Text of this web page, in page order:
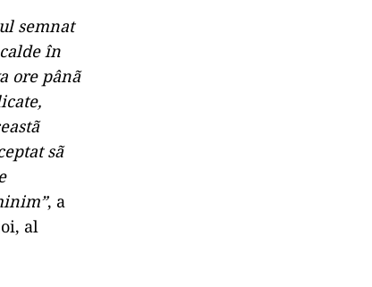
semnat
în
ore pânã
sã
, a
al